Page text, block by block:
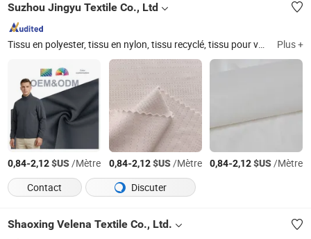
Suzhou Jingyu Textile Co., Ltd
Tissu en polyester, tissu en nylon, tissu recyclé, tissu pour veste d'extérieur, tissu pour veste en duvet Plus +
0,84-2,12$US/Mètre 0,84-2,12$US/Mètre 0,84-2,12$US/Mètre
Contact
Discuter
Shaoxing Velena Textile Co., Ltd.